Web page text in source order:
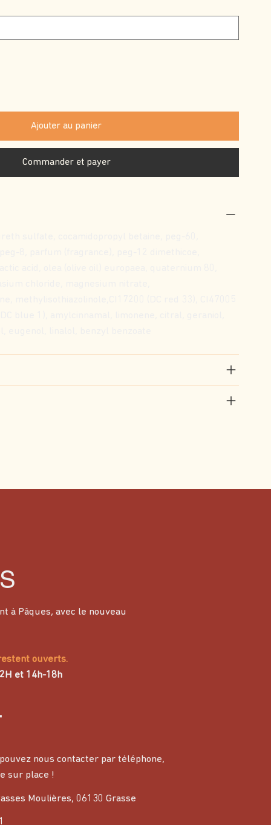
Ajouter au panier
Commander et payer
à Pâques, avec le nouveau
ouverts.
et 14h-18h
nous contacter par téléphone,
sur place !
Moulières, 06130 Grasse